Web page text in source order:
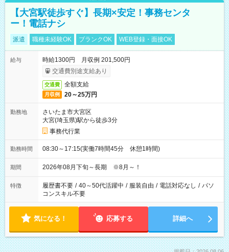
【大宮駅徒歩すぐ】長期×安定！事務センタ
ー！電話ナシ
派遣 職種未経験OK ブランクOK WEB登録・面接OK
給与
時給1300円 月収例 201,500円
交通費別途支給あり
交通費 全額支給
月収例 20～25万円
勤務地
さいたま市大宮区
大宮(埼玉県)駅から徒歩3分
事務代行業
勤務時間 08:30～17:15(実働7時間45分 休憩1時間)
期間 2026年08月下旬～長期 ※8月～！
特徴 履歴書不要 / 40～50代活躍中 / 服装自由 / 電話対応なし / パソ
コンスキル不要
気になる！ 応募する 詳細へ